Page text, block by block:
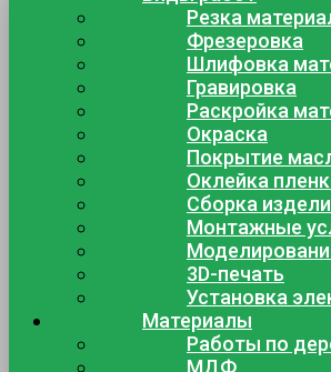
Резка
Фрезеровка
Шлифовка
Гравировка
Раскройка
Окраска
Покрытие
Оклейка
Сборка
Монтажные
3D-печать
Установка
Материалы
Работы по
МДФ